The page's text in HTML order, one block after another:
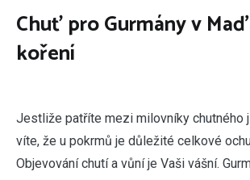
Chuť pro Gurmány v
koření
Jestliže patříte mezi milovníky chutného
víte, že u pokrmů je důležité celkové
Objevování chutí a vůní je Vaši vášní.